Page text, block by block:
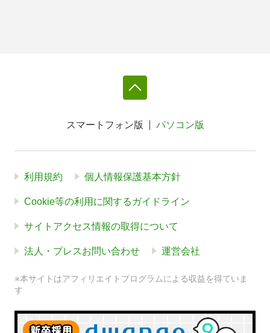
スマートフォン版 パソコン版
利用規約 個人情報保護基本方針
Cookie等の利用に関するガイドライン
サイトアクセス情報の取得について
法人・プレスお問い合わせ 運営会社
※本サイトはアフィリエイトプログラムによる収益を得ていま
す